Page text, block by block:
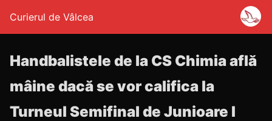
Curierul de Vâlcea
Handbalistele de la CS Chimia află
mâine dacă se vor califica la
Turneul Semifinal de Junioare I